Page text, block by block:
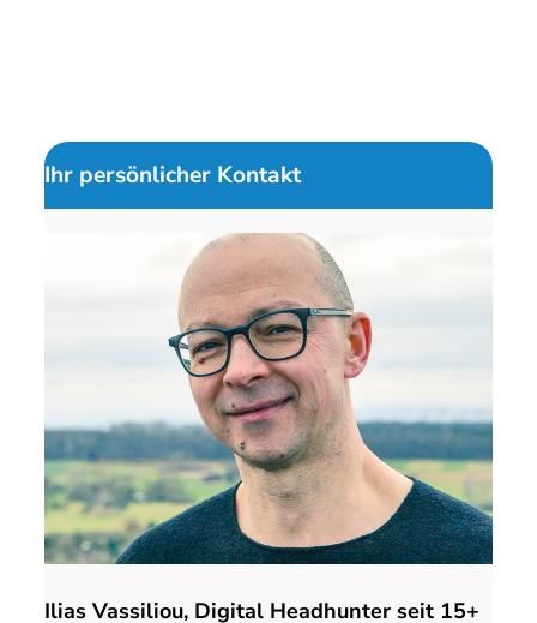
Ihr persönlicher Kontakt
Ilias Vassiliou, Digital Headhunter seit 15+